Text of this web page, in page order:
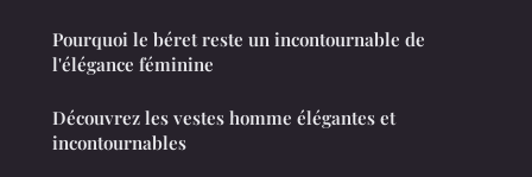
Pourquoi le béret reste un incontournable de
l'élégance féminine
Découvrez les vestes homme élégantes et
incontournables